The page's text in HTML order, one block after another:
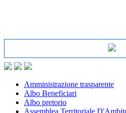
Amministrazione trasparente
Albo Beneficiari
Albo pretorio
Assemblea Territoriale